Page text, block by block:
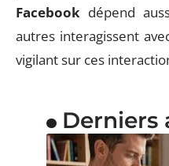
Facebook dépend
autres interagissent
vigilant sur ces
Derniers